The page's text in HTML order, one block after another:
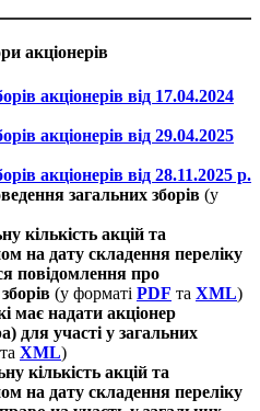
акціонерів
акціонерів від 17.04.2024
акціонерів від 29.04.2025
акціонерів від 28.11.2025 р.
загальних зборів (у
кількість акцій та
на дату складення переліку
повідомлення про
(у форматі PDF та XML)
має надати акціонер
для участі у загальних
та XML)
кількість акцій та
на дату складення переліку